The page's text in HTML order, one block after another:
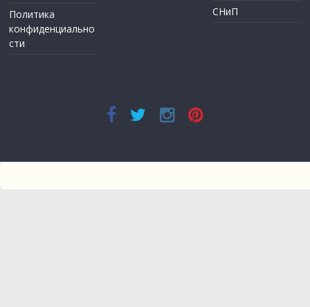
Политика
конфиденциально
сти
СНиП